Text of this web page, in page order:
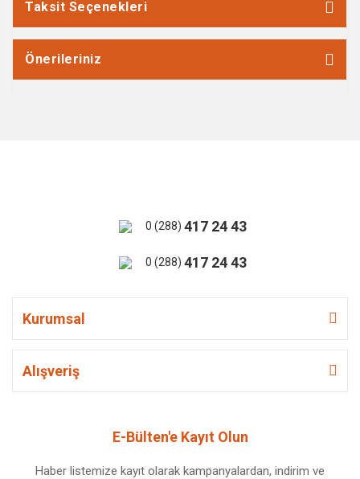
Taksit Seçenekleri
Önerileriniz
0 (288) 417 24 43
0 (288) 417 24 43
Kurumsal
Alışveriş
E-Bülten'e Kayıt Olun
Haber listemize kayıt olarak kampanyalardan, indirim ve